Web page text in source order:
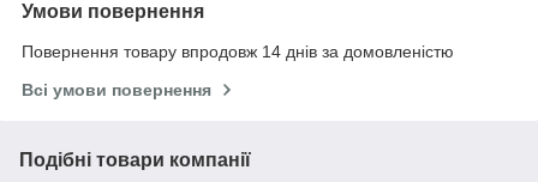
Умови повернення
Повернення товару впродовж 14 днів за домовленістю
Всі умови повернення
Подібні товари компанії